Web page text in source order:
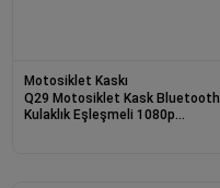
Motosiklet Kaskı
Q29 Motosiklet Kask Bluetooth
Kulaklık Eşleşmeli 1080p